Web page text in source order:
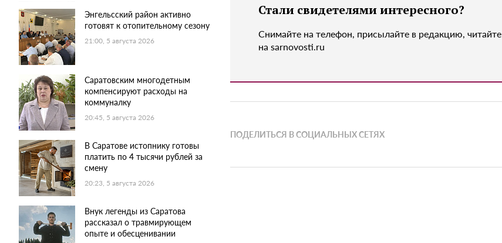
Энгельсский район активно
готовят к отопительному сезону
21:00, 5 августа 2026
Саратовским многодетным
компенсируют расходы на
коммуналку
20:45, 5 августа 2026
В Саратове истопнику готовы
платить по 4 тысячи рублей за
смену
20:23, 5 августа 2026
Внук легенды из Саратова
рассказал о травмирующем
опыте и обесценивании
Стали свидетелями интересного?
Снимайте на телефон, присылайте в редакцию, читайте
на sarnovosti.ru
ПОДЕЛИТЬСЯ В СОЦИАЛЬНЫХ СЕТЯХ